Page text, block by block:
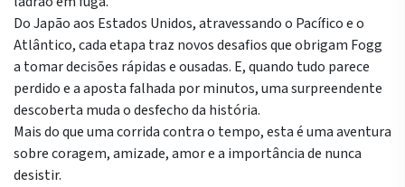
Do Japão aos Estados Unidos, atravessando o Pacífico e o
Atlântico, cada etapa traz novos desafios que obrigam Fogg
a tomar decisões rápidas e ousadas. E, quando tudo parece
perdido e a aposta falhada por minutos, uma surpreendente
descoberta muda o desfecho da história.
Mais do que uma corrida contra o tempo, esta é uma aventura
sobre coragem, amizade, amor e a importância de nunca
desistir.